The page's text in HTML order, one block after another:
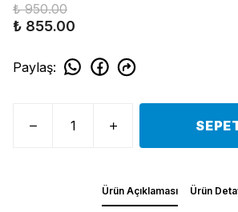
₺ 950.00
₺ 855.00
Paylaş:
Ürün Açıklaması Ürün